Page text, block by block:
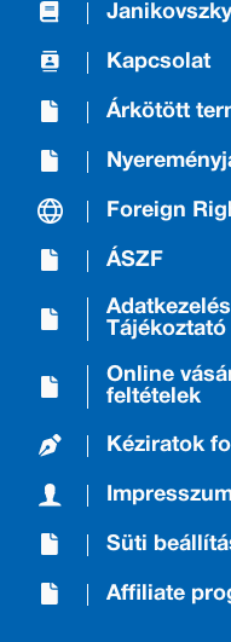
Kapcsolat
Árkötött
Foreign
ÁSZF
Tájékoztató
Online
feltételek
Kéziratok
Süti
Affiliate